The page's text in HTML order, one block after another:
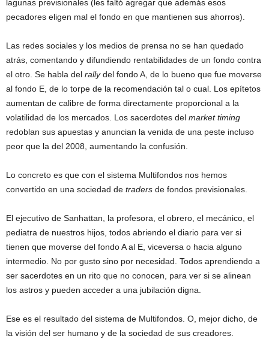
lagunas previsionales (les faltó agregar que además esos
pecadores eligen mal el fondo en que mantienen sus ahorros).
Las redes sociales y los medios de prensa no se han quedado
atrás, comentando y difundiendo rentabilidades de un fondo contra
el otro. Se habla del rallydel fondo A, de lo bueno que fue moverse
al fondo E, de lo torpe de la recomendación tal o cual. Los epítetos
aumentan de calibre de forma directamente proporcional a la
volatilidad de los mercados. Los sacerdotes del market timing
redoblan sus apuestas y anuncian la venida de una peste incluso
peor que la del 2008, aumentando la confusión.
Lo concreto es que con el sistema Multifondos nos hemos
convertido en una sociedad de traders de fondos previsionales.
El ejecutivo de Sanhattan, la profesora, el obrero, el mecánico, el
pediatra de nuestros hijos, todos abriendo el diario para ver si
tienen que moverse del fondo A al E, viceversa o hacia alguno
intermedio. No por gusto sino por necesidad. Todos aprendiendo a
ser sacerdotes en un rito que no conocen, para ver si se alinean
los astros y pueden acceder a una jubilación digna.
Ese es el resultado del sistema de Multifondos. O, mejor dicho, de
la visión del ser humano y de la sociedad de sus creadores.